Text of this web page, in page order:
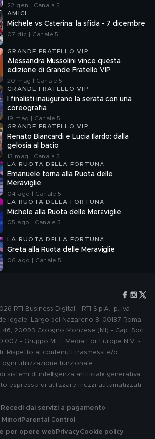
Francesco Mazza
22 gen | Canale 5
AMICI
Michele vs Caterina: la sfida - 7 dicembre
07 dic | Canale 5
GRANDE FRATELLO VIP
Alessandra Mussolini vince questa
edizione di Grande Fratello VIP
20 mag | Canale 5
GRANDE FRATELLO VIP
I finalisti inaugurano la serata con una
coreografia
19 mag | Canale 5
GRANDE FRATELLO VIP
Renato Biancardi e Lucia Ilardo: dalla
gelosia al bacio
13 mag | Canale 5
LA RUOTA DELLA FORTUNA
Emanuele torna alla Ruota delle
Meraviglie
04 ago | Canale 5
LA RUOTA DELLA FORTUNA
Michele alla Ruota delle Meraviglie
05 ago | Canale 5
LA RUOTA DELLA FORTUNA
Greta alla Ruota delle Meraviglie
06 ago | Canale 5
RTI Business Digital - RTI S.p.A.: p. iva
legale: Largo del Nazareno 8, 00187 Roma.
46, 20093 Cologno Monzese (MI) - Cap. Soc.
- Gruppo MFE Media For Europe N.V. -
Rispetto ai contenuti trasmessi e/o
utilizzazione funzionale
sistemi di intelligenza artificiale generativa.
espresso di utilizzare mezzi automatizzati
Recedi dai servizi a pagamento
Parental Control
per opere web PrivacyCookie policy